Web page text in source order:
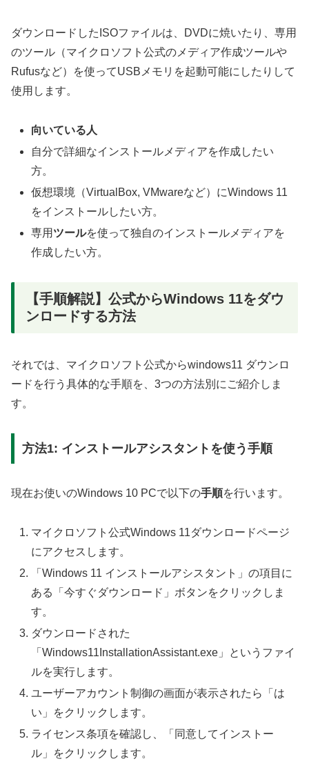
ダウンロードしたISOファイルは、DVDに焼いたり、専用
のツール（マイクロソフト公式のメディア作成ツールや
Rufusなど）を使ってUSBメモリを起動可能にしたりして
使用します。
向いている人
自分で詳細なインストールメディアを作成したい
方。
仮想環境（VirtualBox, VMwareなど）にWindows 11
をインストールしたい方。
専用 ツールを使って独自のインストールメディアを
作成したい方。
【手順解説】公式からWindows 11をダウ
ンロードする方法
それでは、マイクロソフト公式からwindows11 ダウンロ
ードを行う具体的な手順を、3つの方法別にご紹介しま
す。
方法1: インストールアシスタントを使う手順
現在お使いのWindows 10 PCで以下の手順を行います。
マイクロソフト公式Windows 11ダウンロードページ
にアクセスします。
「Windows 11 インストールアシスタント」の項目に
ある「今すぐダウンロード」ボタンをクリックしま
す。
ダウンロードされた
「Windows11InstallationAssistant.exe」というファイ
ルを実行します。
ユーザーアカウント制御の画面が表示されたら「は
い」をクリックします。
ライセンス条項を確認し、「同意してインストー
ル」をクリックします。